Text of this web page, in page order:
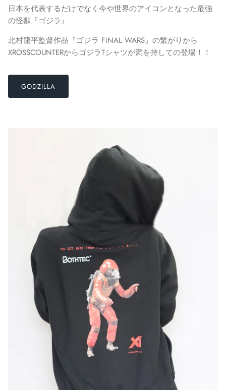
日本を代表するだけでなく今や世界のアイコンとなった最強
の怪獣『ゴジラ』
北村龍平監督作品『ゴジラ FINAL WARS』の繋がりから
XROSSCOUNTERからゴジラTシャツが満を持しての登場！！
GODZILLA